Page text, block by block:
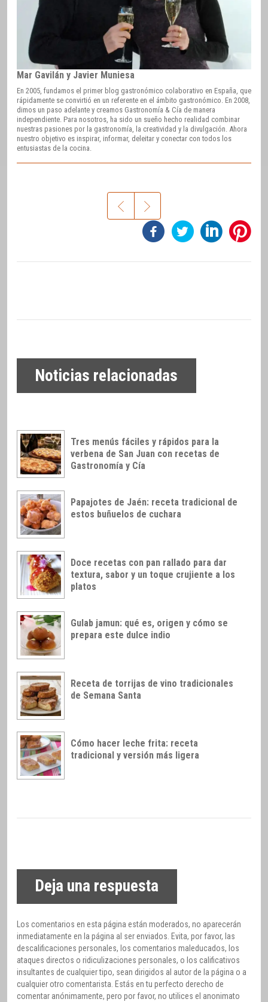
Mar Gavilán y Javier Muniesa
En 2005, fundamos el primer blog gastronómico colaborativo en España, que
rápidamente se convirtió en un referente en el ámbito gastronómico. En 2008,
dimos un paso adelante y creamos Gastronomía & Cía de manera
independiente. Para nosotros, ha sido un sueño hecho realidad combinar
nuestras pasiones por la gastronomía, la creatividad y la divulgación. Ahora
nuestro objetivo es inspirar, informar, deleitar y conectar con todos los
entusiastas de la cocina.
Noticias relacionadas
Tres menús fáciles y rápidos para la
verbena de San Juan con recetas de
Gastronomía y Cía
Papajotes de Jaén: receta tradicional de
estos buñuelos de cuchara
Doce recetas con pan rallado para dar
textura, sabor y un toque crujiente a los
platos
Gulab jamun: qué es, origen y cómo se
prepara este dulce indio
Receta de torrijas de vino tradicionales
de Semana Santa
Cómo hacer leche frita: receta
tradicional y versión más ligera
Deja una respuesta
Los comentarios en esta página están moderados, no aparecerán
inmediatamente en la página al ser enviados. Evita, por favor, las
descalificaciones personales, los comentarios maleducados, los
ataques directos o ridiculizaciones personales, o los calificativos
insultantes de cualquier tipo, sean dirigidos al autor de la página o a
cualquier otro comentarista. Estás en tu perfecto derecho de
comentar anónimamente, pero por favor, no utilices el anonimato